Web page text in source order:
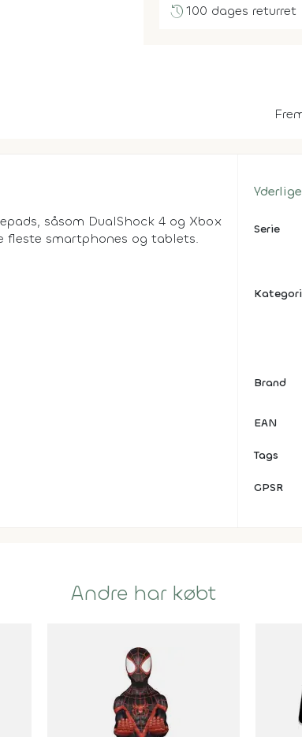
history100 dages returret
såsom DualShock 4 og Xbox
fleste smartphones og tablets.
Serie
Kategori
Brand
EAN
Tags
GPSR
Andre har købt